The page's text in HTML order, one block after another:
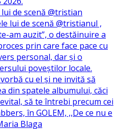
de scenă @tristian